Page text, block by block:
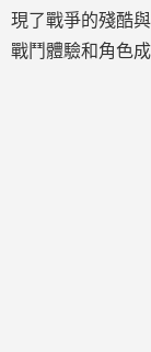
現了戰爭的殘酷
戰鬥體驗和角色